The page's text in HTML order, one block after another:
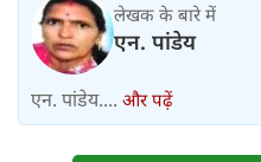
लेखक के बारे में
एन. पांडेय
एन. पांडेय.... और पढ़ें